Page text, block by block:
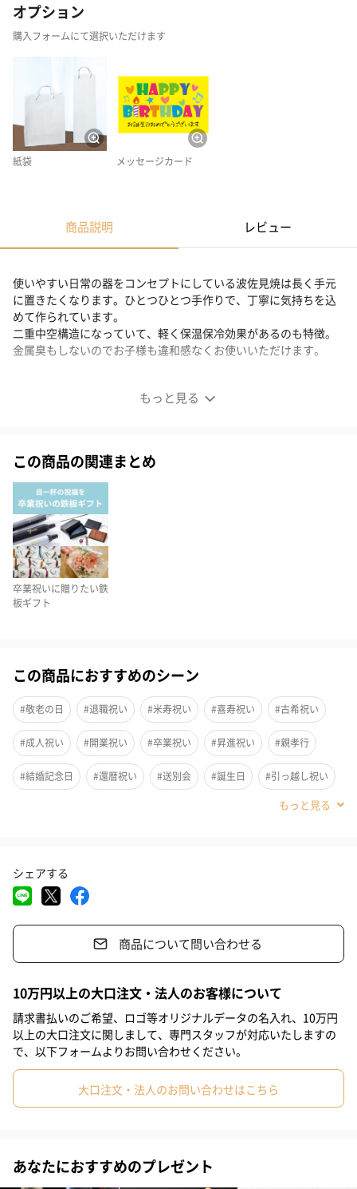
オプション
購入フォームにて選択いただけます
紙袋 メッセージカード
商品説明 レビュー
もっと見る
使いやすい日常の器をコンセプトにしている波佐見焼は長く手元
に置きたくなります。ひとつひとつ手作りで、丁寧に気持ちを込
めて作られています。
二重中空構造になっていて、軽く保温保冷効果があるのも特徴。
金属臭もしないのでお子様も違和感なくお使いいただけます。
サイズ
口径約７５ミリ×高さ約１３０ミリ
重さ
本体重量約２３５g
注意点
■一つ一つが手作りのため、多少の個体差・色ムラなど
が出る場合がございます。予めご了承くださいませ。
■本商品は、お客様にご入力いただきました内容を基
に、当店デザイナーがバランス良くレイアウト調整さ
せて頂きます。
ご入力内容や文字数により、多少デザインの変更が生
商品オプション情報
デザイン
①スター（0円）
名入れ書体
この商品の関連まとめ
卒業祝いに贈りたい鉄
板ギフト
この商品におすすめのシーン
#敬老の日 #退職祝い #米寿祝い #喜寿祝い #古希祝い
#成人祝い #開業祝い #卒業祝い #昇進祝い #親孝行
#結婚記念日 #還暦祝い #送別会 #誕生日 #引っ越し祝い
#記念日
#親戚女性
#部下男性
#女子大学生 #彼女 #同僚男性 #同僚女性
#妻 #女性 #男性 #男友達 #女友達 #彼氏
#20代前半 #20代後半 #30代 #40代 #50代 #70代
シェアする
商品について問い合わせる
10万円以上の大口注文・法人のお客様について
請求書払いのご希望、ロゴ等オリジナルデータの名入れ、10万円
以上の大口注文に関しまして、専門スタッフが対応いたしますの
で、以下フォームよりお問い合わせください。
大口注文・法人のお問い合わせはこちら
あなたにおすすめのプレゼント